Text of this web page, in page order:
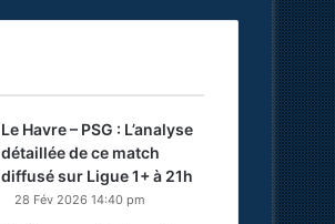
Le Havre – PSG : L’analyse
détaillée de ce match
diffusé sur Ligue 1+ à 21h
28 Fév 2026 14:40 pm